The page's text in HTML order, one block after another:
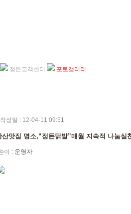
정든고객센터 포토갤러리
작성일 : 12-04-11 09:51
산맛집 명소,“정든닭발”매월 지속적 나눔실
이 : 운영자